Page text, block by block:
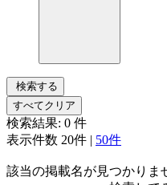
検索する
すべてクリア
検索結果: 0 件
表示件数 20件 | 50件
該当の掲載名が見つかりま